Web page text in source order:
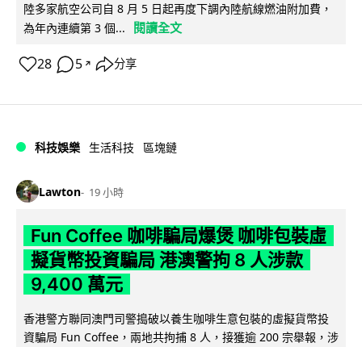
陸多家航空公司自 8 月 5 日起再度下調內陸航線燃油附加費，
為年內連續第 3 個...
閱讀全文
28 5 ↗ 分享
科技娛樂 生活科技 區塊鏈
Lawton 19 小時
Fun Coffee 咖啡騙局爆煲 咖啡包裝虛
擬貨幣投資騙局 港澳警拘 8 人涉款
9,400 萬元
香港警方聯同澳門司警搗破以養生咖啡生意包裝的虛擬貨幣投
資騙局 Fun Coffee，兩地共拘捕 8 人，接獲逾 200 宗舉報，涉